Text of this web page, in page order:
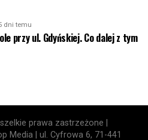
dni temu
przy ul. Gdyńskiej. Co dalej z tym
prawa zastrzeżone |
Media | ul. Cyfrowa 6, 71-441